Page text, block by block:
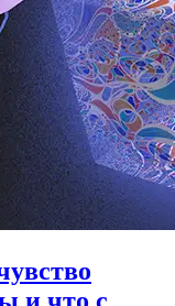
и что с